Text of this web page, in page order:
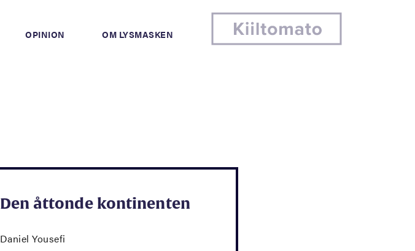
OPINION OM LYSMASKEN
Den åttonde kontinenten
Daniel Yousefi